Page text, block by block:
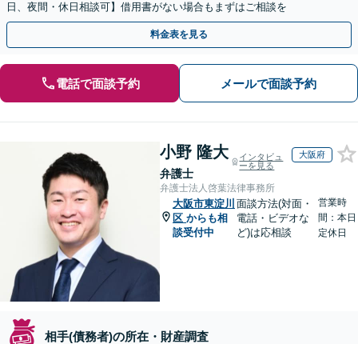
日、夜間・休日相談可】借用書がない場合もまずはご相談を
料金表を見る
電話で面談予約 メールで面談予約
小野 隆大
弁護士
インタビュ
ーを見る
大阪府
弁護士法人啓葉法律事務所
大阪市東淀川
区 からも相
談受付中
面談方法(対面・
電話・ビデオな
ど)は応相談
営業時
間：本日
定休日
相手(債務者)の所在・財産調査